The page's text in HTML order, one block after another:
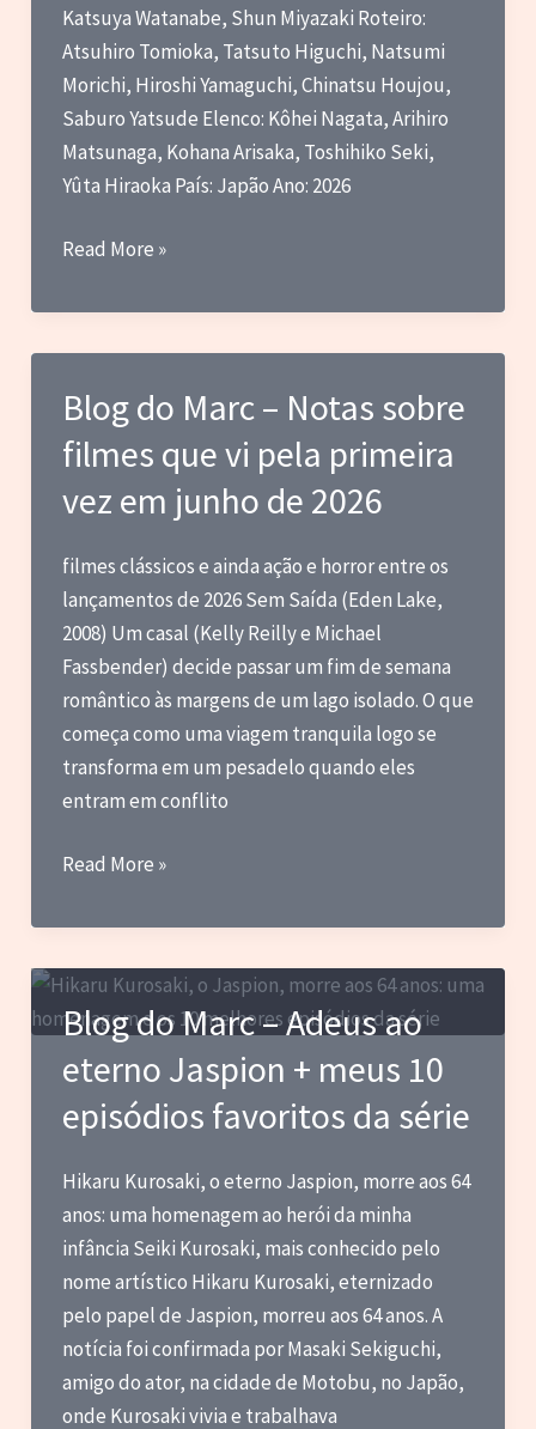
em
julho
de
2026
Katsuya Watanabe, Shun Miyazaki Roteiro:
Atsuhiro Tomioka, Tatsuto Higuchi, Natsumi
Morichi, Hiroshi Yamaguchi, Chinatsu Houjou,
Saburo Yatsude Elenco: Kôhei Nagata, Arihiro
Matsunaga, Kohana Arisaka, Toshihiko Seki,
Yûta Hiraoka País: Japão Ano: 2026
Critica
Gavan
Infinity
Read More »
Blog do Marc – Notas sobre
filmes que vi pela primeira
vez em junho de 2026
filmes clássicos e ainda ação e horror entre os
lançamentos de 2026 Sem Saída (Eden Lake,
2008) Um casal (Kelly Reilly e Michael
Fassbender) decide passar um fim de semana
romântico às margens de um lago isolado. O que
começa como uma viagem tranquila logo se
transforma em um pesadelo quando eles
entram em conflito
Blog
Marc
–
Notas
sobre
filmes
vi
de
Read More »
Blog do Marc – Adeus ao
eterno Jaspion + meus 10
episódios favoritos da série
Hikaru Kurosaki, o eterno Jaspion, morre aos 64
anos: uma homenagem ao herói da minha
infância Seiki Kurosaki, mais conhecido pelo
nome artístico Hikaru Kurosaki, eternizado
pelo papel de Jaspion, morreu aos 64 anos. A
notícia foi confirmada por Masaki Sekiguchi,
amigo do ator, na cidade de Motobu, no Japão,
onde Kurosaki vivia e trabalhava